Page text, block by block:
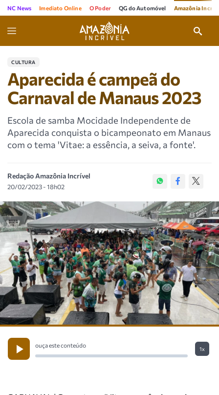
NC News Imediato Online O Poder QG do Automóvel Amazônia
CULTURA
Aparecida é campeã do
Carnaval de Manaus 2023
Escola de samba Mocidade Independente de
Aparecida conquista o bicampeonato em Manaus
com o tema 'Vitae: a essência, a seiva, a fonte'.
Redação Amazônia Incrível
20/02/2023 - 18h02
ouça este conteúdo
1x